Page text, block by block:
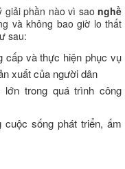
giải phần nào vì sao nghề
và không bao giờ lo thất
sau:
cấp và thực hiện phục vụ
xuất của người dân
trong quá trình công
sống phát triển, ấm